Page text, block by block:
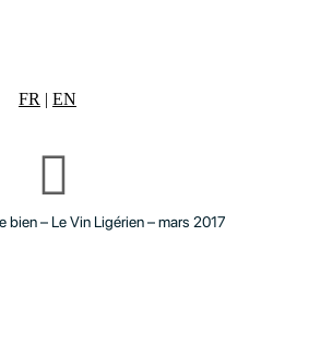
FR | EN
bien – Le Vin Ligérien – mars 2017